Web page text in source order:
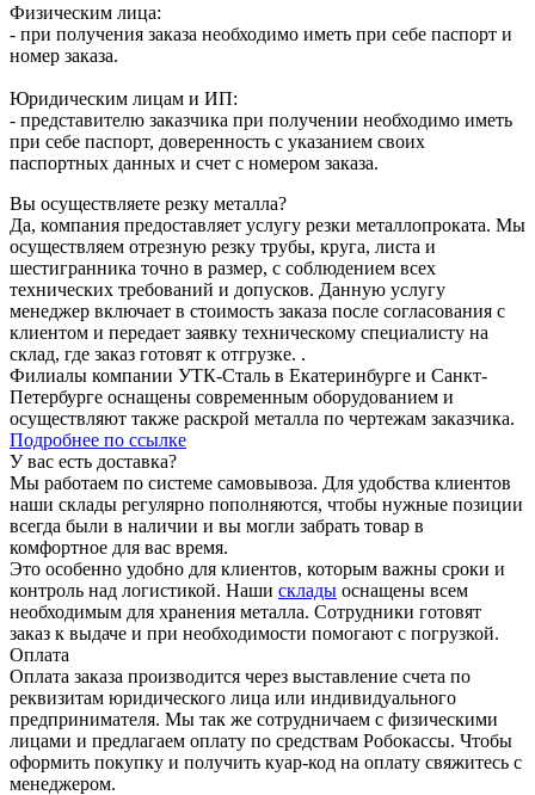
Физическим лица:
- при получения заказа необходимо иметь при себе паспорт и
номер заказа.
Юридическим лицам и ИП:
- представителю заказчика при получении необходимо иметь
при себе паспорт, доверенность с указанием своих
паспортных данных и счет с номером заказа.
Вы осуществляете резку металла?
Да, компания предоставляет услугу резки металлопроката. Мы
осуществляем отрезную резку трубы, круга, листа и
шестигранника точно в размер, с соблюдением всех
технических требований и допусков. Данную услугу
менеджер включает в стоимость заказа после согласования с
клиентом и передает заявку техническому специалисту на
склад, где заказ готовят к отгрузке. .
Филиалы компании УТК-Сталь в Екатеринбурге и Санкт-
Петербурге оснащены современным оборудованием и
осуществляют также раскрой металла по чертежам заказчика.
Подробнее по ссылке
У вас есть доставка?
Мы работаем по системе самовывоза. Для удобства клиентов
наши склады регулярно пополняются, чтобы нужные позиции
всегда были в наличии и вы могли забрать товар в
комфортное для вас время.
Это особенно удобно для клиентов, которым важны сроки и
контроль над логистикой. Наши склады оснащены всем
необходимым для хранения металла. Сотрудники готовят
заказ к выдаче и при необходимости помогают с погрузкой.
Оплата
Оплата заказа производится через выставление счета по
реквизитам юридического лица или индивидуального
предпринимателя. Мы так же сотрудничаем с физическими
лицами и предлагаем оплату по средствам Робокассы. Чтобы
оформить покупку и получить куар-код на оплату свяжитесь с
менеджером.